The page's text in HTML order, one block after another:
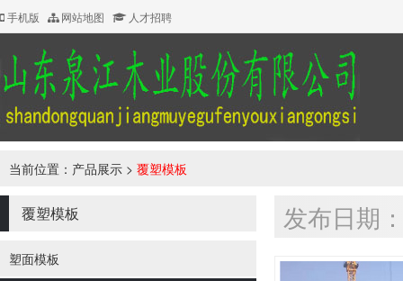
手机版 网站地图 人才招聘
当前位置： 产品展示 > 覆塑模板
覆塑模板
塑面模板
发布日期